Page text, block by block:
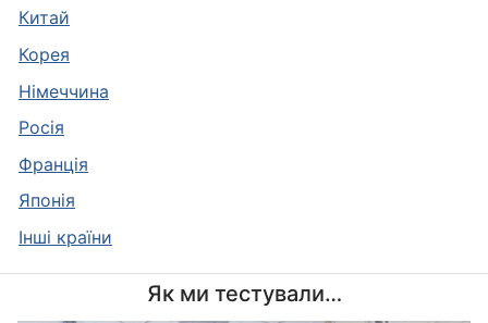
Китай
Корея
Німеччина
Росія
Франція
Японія
Інші країни
Як ми тестували…